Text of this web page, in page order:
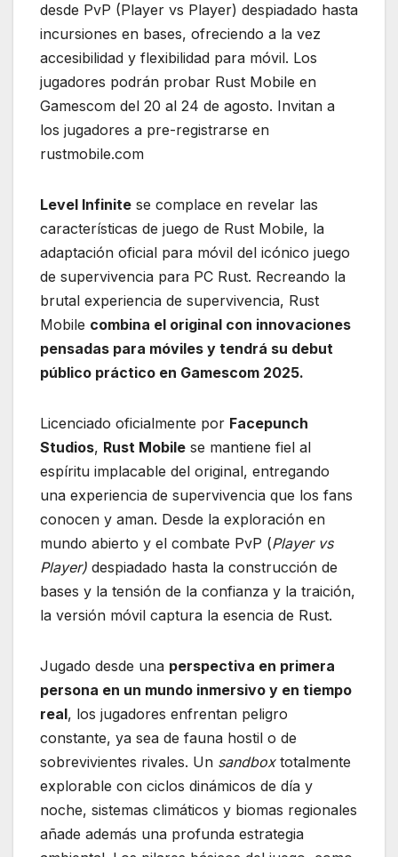
desde PvP (Player vs Player) despiadado hasta
incursiones en bases, ofreciendo a la vez
accesibilidad y flexibilidad para móvil. Los
jugadores podrán probar Rust Mobile en
Gamescom del 20 al 24 de agosto. Invitan a
los jugadores a pre-registrarse en
rustmobile.com
Level Infinite se complace en revelar las
características de juego de Rust Mobile, la
adaptación oficial para móvil del icónico juego
de supervivencia para PC Rust. Recreando la
brutal experiencia de supervivencia, Rust
Mobile combina el original con innovaciones
pensadas para móviles y tendrá su debut
público práctico en Gamescom 2025.
Licenciado oficialmente por Facepunch
Studios, Rust Mobile se mantiene fiel al
espíritu implacable del original, entregando
una experiencia de supervivencia que los fans
conocen y aman. Desde la exploración en
mundo abierto y el combate PvP (Player vs
Player) despiadado hasta la construcción de
bases y la tensión de la confianza y la traición,
la versión móvil captura la esencia de Rust.
Jugado desde una perspectiva en primera
persona en un mundo inmersivo y en tiempo
real, los jugadores enfrentan peligro
constante, ya sea de fauna hostil o de
sobrevivientes rivales. Un sandboxtotalmente
explorable con ciclos dinámicos de día y
noche, sistemas climáticos y biomas regionales
añade además una profunda estrategia